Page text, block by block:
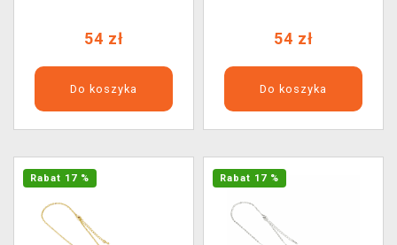
54 zł
Do koszyka
54 zł
Do koszyka
Rabat 17 % Rabat 17 %